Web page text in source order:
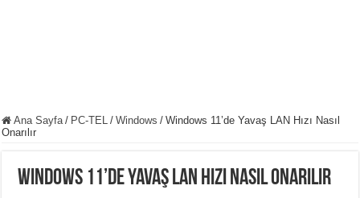
Ana Sayfa / PC-TEL / Windows / Windows 11’de Yavaş LAN Hızı Nasıl
Onarılır
Windows 11’de Yavaş LAN Hızı Nasıl Onarılır